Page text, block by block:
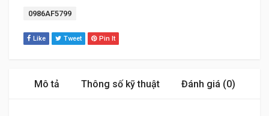
Tag:
0986AF5799
Like Tweet Pin It
Mô tả Thông số kỹ thuật Đánh giá (0)